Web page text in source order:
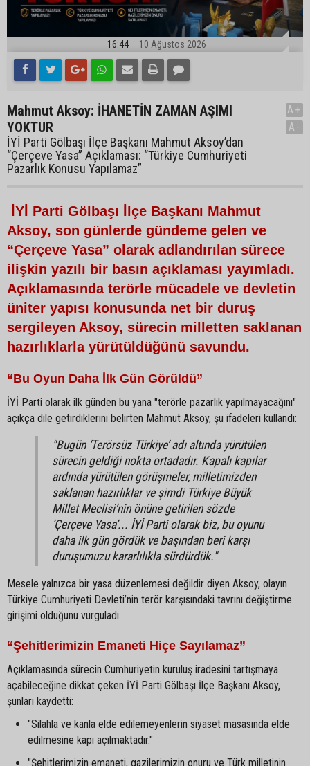
16:44 10 Ağustos 2026
Mahmut Aksoy: İHANETİN ZAMAN AŞIMI
YOKTUR
İYİ Parti Gölbaşı İlçe Başkanı Mahmut Aksoy’dan
“Çerçeve Yasa” Açıklaması: “Türkiye Cumhuriyeti
Pazarlık Konusu Yapılamaz”
A+
A-
İYİ Parti Gölbaşı İlçe Başkanı Mahmut
Aksoy, son günlerde gündeme gelen ve
“Çerçeve Yasa” olarak adlandırılan sürece
ilişkin yazılı bir basın açıklaması yayımladı.
Açıklamasında terörle mücadele ve devletin
üniter yapısı konusunda net bir duruş
sergileyen Aksoy, sürecin milletten saklanan
hazırlıklarla yürütüldüğünü savundu.
“Bu Oyun Daha İlk Gün Görüldü”
İYİ Parti olarak ilk günden bu yana "terörle pazarlık yapılmayacağını"
açıkça dile getirdiklerini belirten Mahmut Aksoy, şu ifadeleri kullandı:
"Bugün ‘Terörsüz Türkiye’ adı altında yürütülen
sürecin geldiği nokta ortadadır. Kapalı kapılar
ardında yürütülen görüşmeler, milletimizden
saklanan hazırlıklar ve şimdi Türkiye Büyük
Millet Meclisi’nin önüne getirilen sözde
‘Çerçeve Yasa’... İYİ Parti olarak biz, bu oyunu
daha ilk gün gördük ve başından beri karşı
duruşumuzu kararlılıkla sürdürdük."
Mesele yalnızca bir yasa düzenlemesi değildir diyen Aksoy, olayın
Türkiye Cumhuriyeti Devleti’nin terör karşısındaki tavrını değiştirme
girişimi olduğunu vurguladı.
“Şehitlerimizin Emaneti Hiçe Sayılamaz”
Açıklamasında sürecin Cumhuriyetin kuruluş iradesini tartışmaya
açabileceğine dikkat çeken İYİ Parti Gölbaşı İlçe Başkanı Aksoy,
şunları kaydetti:
"Silahla ve kanla elde edilemeyenlerin siyaset masasında elde
edilmesine kapı açılmaktadır."
"Şehitlerimizin emaneti, gazilerimizin onuru ve Türk milletinin